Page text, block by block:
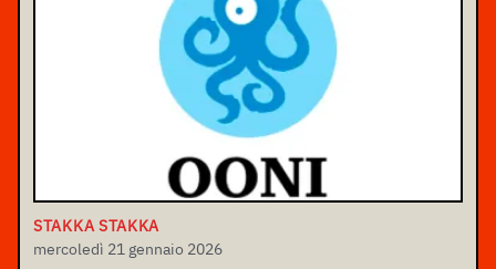
STAKKA STAKKA
mercoledì 21 gennaio 2026